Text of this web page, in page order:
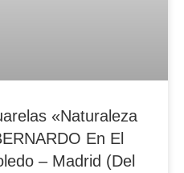
«Naturaleza
En El
– Madrid (del